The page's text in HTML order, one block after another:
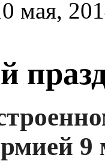
мая,
9